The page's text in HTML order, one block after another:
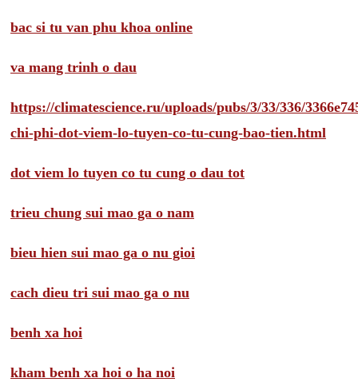
bac si tu van phu khoa online
va mang trinh o dau
https://climatescience.ru/uploads/pubs/3/33/336/
chi-phi-dot-viem-lo-tuyen-co-tu-cung-bao-tien.html
dot viem lo tuyen co tu cung o dau tot
trieu chung sui mao ga o nam
bieu hien sui mao ga o nu gioi
cach dieu tri sui mao ga o nu
benh xa hoi
kham benh xa hoi o ha noi